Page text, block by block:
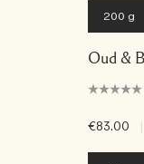
200 g
Oud &
€83.00